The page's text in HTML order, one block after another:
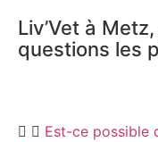
Liv’Vet à
questions les
Est-ce possible